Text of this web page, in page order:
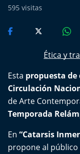
Más de 100 Días
Tu Mereces Ser
Efemérides
595 visitas
Ética y
Esta propuesta
Circulación
de Arte
Temporada
En “Catarsis
propone al público